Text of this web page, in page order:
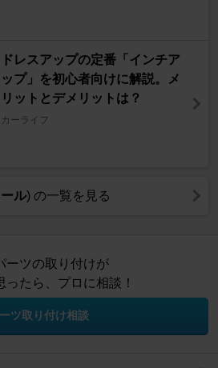
ドレスアップの定番「インチア
ップ」を初心者向けに解説。メ
リットとデメリットは？
カーライフ
ル) の一覧を見る
ーツの取り付けが
ったら、プロに相談！
ツ取り付け相談